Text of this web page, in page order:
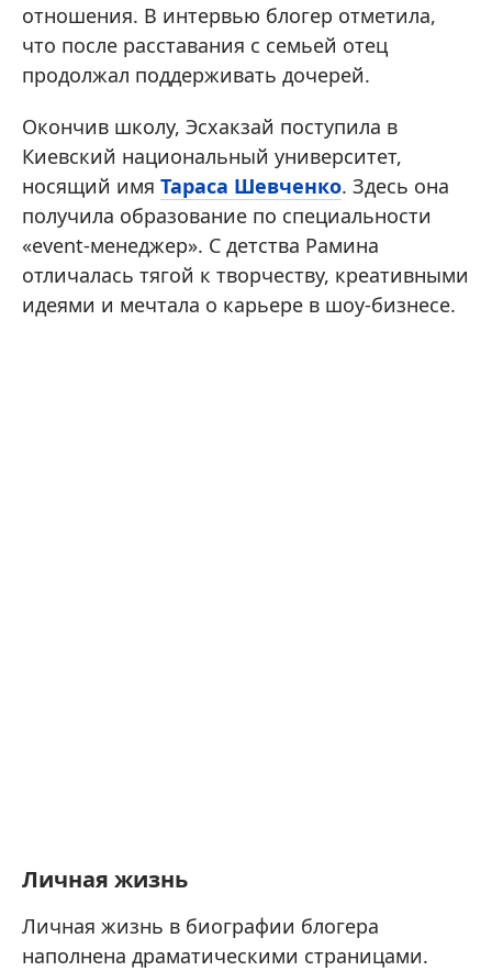
отношения. В интервью блогер отметила,
что после расставания с семьей отец
продолжал поддерживать дочерей.
Окончив школу, Эсхакзай поступила в
Киевский национальный университет,
носящий имя Тараса Шевченко. Здесь она
получила образование по специальности
«event-менеджер». С детства Рамина
отличалась тягой к творчеству, креативными
идеями и мечтала о карьере в шоу-бизнесе.
Личная жизнь
Личная жизнь в биографии блогера
наполнена драматическими страницами.